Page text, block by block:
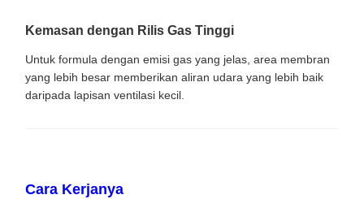
Kemasan dengan Rilis Gas Tinggi
Untuk formula dengan emisi gas yang jelas, area membran
yang lebih besar memberikan aliran udara yang lebih baik
daripada lapisan ventilasi kecil.
Cara Kerjanya